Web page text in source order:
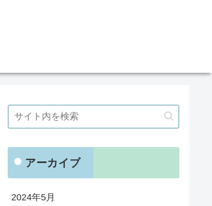
アーカイブ
2024年5月